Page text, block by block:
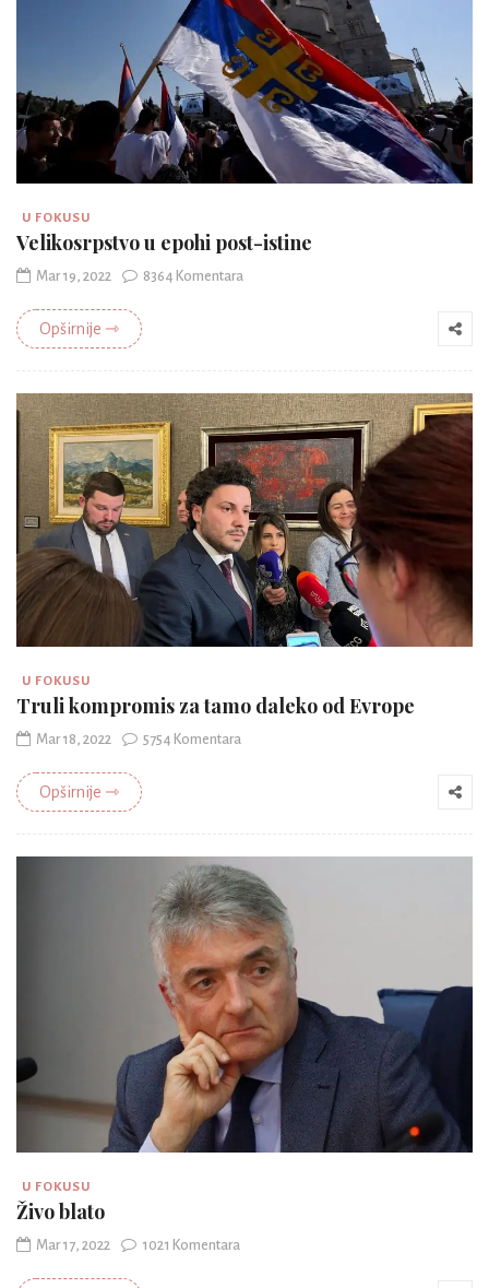
U FOKUSU
Velikosrpstvo u epohi post-istine
Mar 19, 2022 8364 Komentara
Opširnije ⇾
U FOKUSU
Truli kompromis za tamo daleko od Evrope
Mar 18, 2022 5754 Komentara
Opširnije ⇾
U FOKUSU
Živo blato
Mar 17, 2022 1021 Komentara